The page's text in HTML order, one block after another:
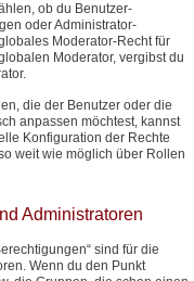
ob du Benutzer-
oder Administrator-
Moderator-Recht für
Moderator, vergibst du
die der Benutzer oder die
anpassen möchtest, kannst
Konfiguration der Rechte
weit wie möglich über Rollen
Administratoren
sind für die
Wenn du den Punkt